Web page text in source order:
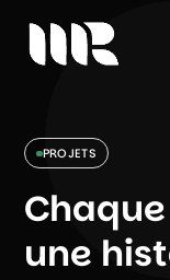
PROJETS
une